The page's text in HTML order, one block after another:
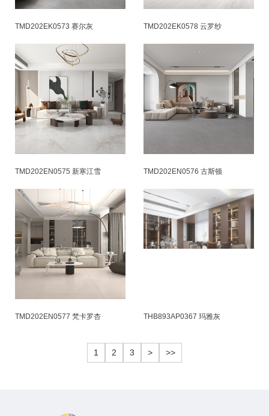
TMD202EK0573 赛尔灰 TMD202EK0578 云罗纱
TMD202EN0575 新寒江雪 TMD202EN0576 古斯顿
TMD202EN0577 梵卡罗杏 THB893AP0367 玛雅灰
1 2 3 > >>